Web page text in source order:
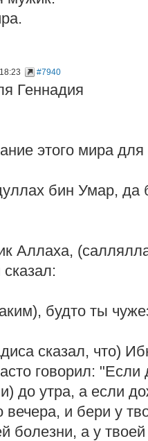
#7940
Геннадия
этого мира
бин Умар, да
Аллаха,
будто ты
сказал, что)
говорил:
до утра, а если
и бери у
болезни, а у